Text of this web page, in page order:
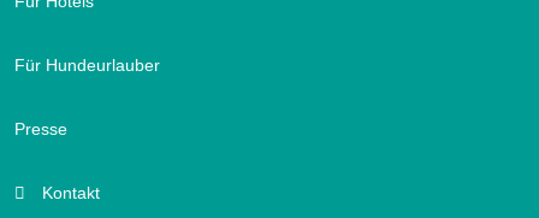
Für Hundeurlauber
Presse
Kontakt